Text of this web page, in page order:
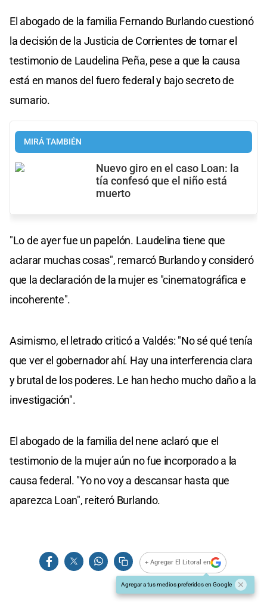
El abogado de la familia Fernando Burlando cuestionó
la decisión de la Justicia de Corrientes de tomar el
testimonio de Laudelina Peña, pese a que la causa
está en manos del fuero federal y bajo secreto de
sumario.
MIRÁ TAMBIÉN
Nuevo giro en el caso Loan: la
tía confesó que el niño está
muerto
"Lo de ayer fue un papelón. Laudelina tiene que
aclarar muchas cosas", remarcó Burlando y consideró
que la declaración de la mujer es "cinematográfica e
incoherente".
Asimismo, el letrado criticó a Valdés: "No sé qué tenía
que ver el gobernador ahí. Hay una interferencia clara
y brutal de los poderes. Le han hecho mucho daño a la
investigación".
El abogado de la familia del nene aclaró que el
testimonio de la mujer aún no fue incorporado a la
causa federal. "Yo no voy a descansar hasta que
aparezca Loan", reiteró Burlando.
+ Agregar El Litoral en
Agregar a tus medios preferidos en Google